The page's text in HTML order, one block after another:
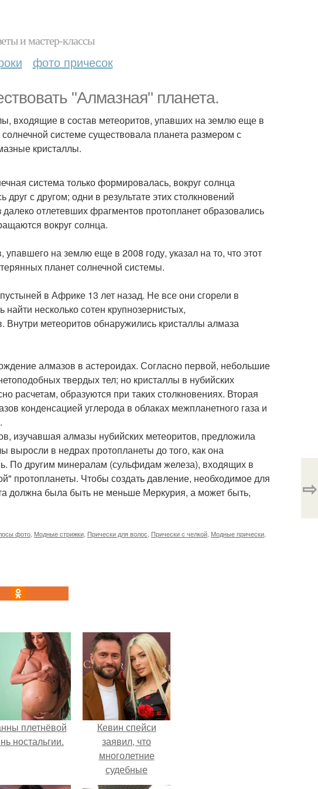
и мастер-классы
фото причесок
"Алмазная" планета.
входящие в состав метеоритов, упавших на землю еще в
системе существовала планета размером с
кристаллы.
система только формировалась, вокруг солнца
с другом; одни в результате этих столкновений
отлетевших фрагментов протопланет образовались
вокруг солнца.
на землю еще в 2008 году, указал на то, что этот
планет солнечной системы.
в Африке 13 лет назад. Не все они сгорели в
несколько сотен крупнозернистых,
Внутри метеоритов обнаружились кристаллы алмаза
алмазов в астероидах. Согласно первой, небольшие
твердых тел; но кристаллы в нубийских
расчетам, образуются при таких столкновениях. Вторая
конденсацией углерода в облаках межпланетного газа и
изучавшая алмазы нубийских метеоритов, предложила
выросли в недрах протопланеты до того, как она
По другим минералам (сульфидам железа), входящих в
протопланеты. Чтобы создать давление, необходимое для
должна была быть не меньше Меркурия, а может быть,
фото Модные стрижки Прически для волос Прически с челкой Модные прически
⇨
плетнёвой
ностальгии.
Кевин спейси
заявил, что
многолетние
судебные
разбирательства